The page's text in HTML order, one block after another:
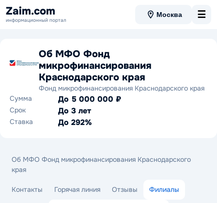
Zaim.com
информационный портал
Москва ☰
Об МФО Фонд
микрофинансирования
Краснодарского края
Фонд микрофинансирования Краснодарского края
Сумма
До 5 000 000 ₽
Срок До 3 лет
Ставка До 292%
Об МФО Фонд микрофинансирования Краснодарского
края
Контакты Горячая линия Отзывы Филиалы